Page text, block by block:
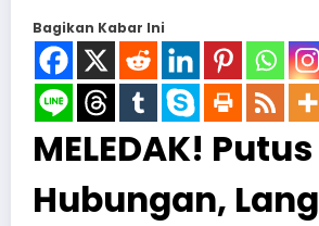
Bagikan Kabar Ini
MELEDAK! Putus
Hubungan,